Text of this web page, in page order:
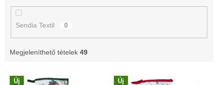
Sendia Textil 0
Megjeleníthető tételek 49
T Új Új